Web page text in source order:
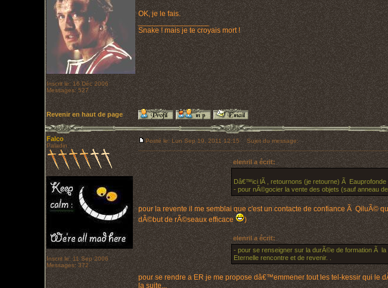
Inscrit le: 16 Déc 2006
Messages: 527
OK, je le fais.
_________________
Snake ! mais je te croyais mort !
Revenir en haut de page
Falco
Paladin
Inscrit le: 11 Sep 2006
Messages: 372
Posté le: Lun Sep 19, 2011 12:15 Sujet du message:
elenril a écrit:
Dâ€™ici lÃ , retournons (je retourne) Ã Eauprofonde
- pour nÃ©gocier la vente des objets (sauf anneau
pour la revente il me semblai que c'est un contacte de confiance Ã QiluÃ©
dÃ©but de rÃ©seaux efficace
)
elenril a écrit:
- pour se renseigner sur la durÃ©e de formation Ã
Eternelle rencontre et de revenir. .
pour se rendre a ER je me propose dâ€™emmener tout les tel-kessir qui le
la suite...